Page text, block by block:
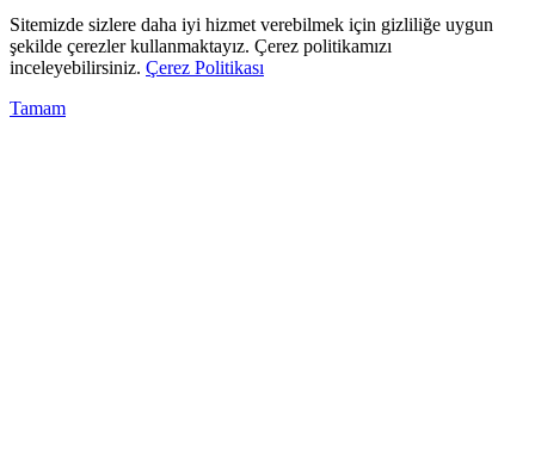
Sitemizde sizlere daha iyi hizmet verebilmek için gizliliğe uygun
şekilde çerezler kullanmaktayız. Çerez politikamızı
inceleyebilirsiniz. Çerez Politikası
Tamam